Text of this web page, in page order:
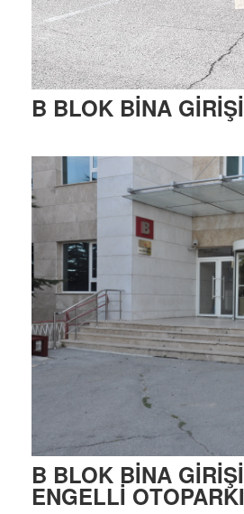
B BLOK BİNA GİRİŞİ
B BLOK BİNA GİRİŞİ
ENGELLİ OTOPARKI